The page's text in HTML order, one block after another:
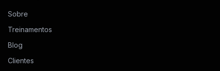
Sobre
Treinamentos
Blog
Clientes